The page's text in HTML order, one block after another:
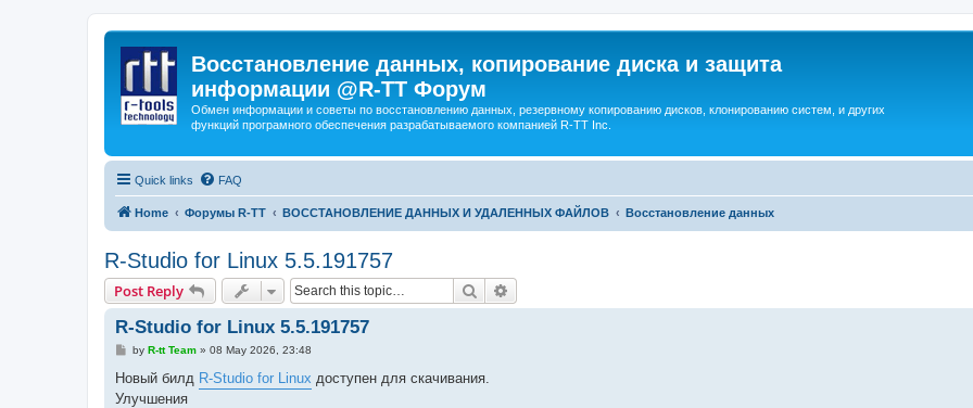
Восстановление данных, копирование диска и защита
информации @R-TT Форум
Обмен информации и советы по восстановлению данных, резервному копированию дисков, клонированию систем, и других
функций програмного обеспечения разрабатываемого компанией R-TT Inc.
Quick links FAQ
Home Форумы R-TT ВОССТАНОВЛЕНИЕ ДАННЫХ И УДАЛЕННЫХ ФАЙЛОВ Восстановление данных
R-Studio for Linux 5.5.191757
Post Reply Search
R-Studio for Linux 5.5.191757
P
s
by R-tt Team» 08 May 2026, 23:48
Новый билд R-Studio for Linux доступен для скачивания.
Улучшения